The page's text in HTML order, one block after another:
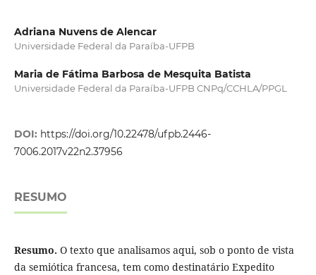
Adriana Nuvens de Alencar
Universidade Federal da Paraíba-UFPB
Maria de Fátima Barbosa de Mesquita Batista
Universidade Federal da Paraíba-UFPB CNPq/CCHLA/PPGL
DOI: https://doi.org/10.22478/ufpb.2446-
7006.2017v22n2.37956
RESUMO
Resumo. O texto que analisamos aqui, sob o ponto de vista
da semiótica francesa, tem como destinatário Expedito